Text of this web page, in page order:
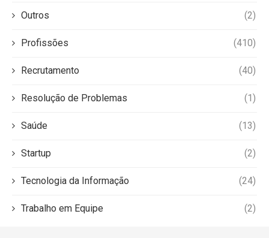
Outros (2)
Profissões (410)
Recrutamento (40)
Resolução de Problemas (1)
Saúde (13)
Startup (2)
Tecnologia da Informação (24)
Trabalho em Equipe (2)